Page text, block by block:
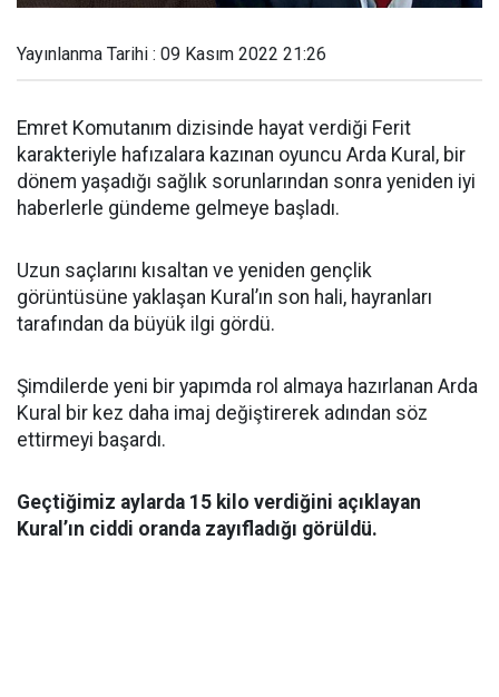
Yayınlanma Tarihi : 09 Kasım 2022 21:26
Emret Komutanım dizisinde hayat verdiği Ferit
karakteriyle hafızalara kazınan oyuncu Arda Kural, bir
dönem yaşadığı sağlık sorunlarından sonra yeniden iyi
haberlerle gündeme gelmeye başladı.
Uzun saçlarını kısaltan ve yeniden gençlik
görüntüsüne yaklaşan Kural’ın son hali, hayranları
tarafından da büyük ilgi gördü.
Şimdilerde yeni bir yapımda rol almaya hazırlanan Arda
Kural bir kez daha imaj değiştirerek adından söz
ettirmeyi başardı.
Geçtiğimiz aylarda 15 kilo verdiğini açıklayan
Kural’ın ciddi oranda zayıfladığı görüldü.